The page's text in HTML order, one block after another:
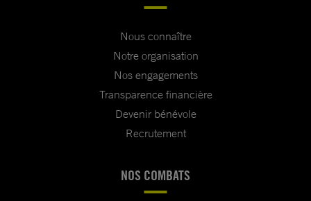
Nous connaître
Notre organisation
Nos engagements
Transparence financière
Devenir bénévole
Recrutement
NOS COMBATS